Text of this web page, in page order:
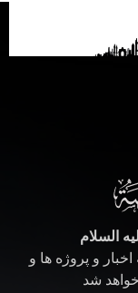
السلام
و پروژه ها و
شد